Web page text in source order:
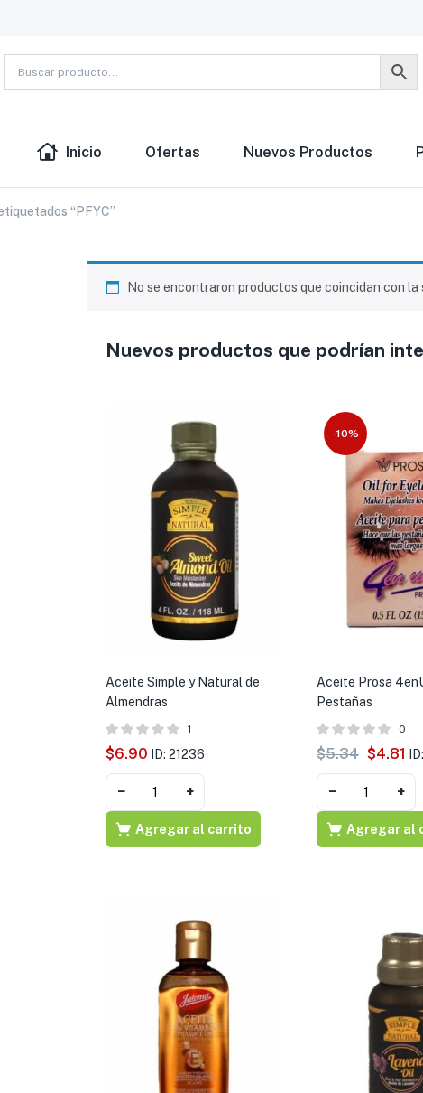
Inicio Ofertas Nuevos Productos
“PFYC”
No se encontraron productos que coincidan con la
Nuevos productos que podrían
Aceite Simple y Natural de
Almendras
1
$6.90 ID: 21236
− +
Agregar al carrito
-10%
Aceite Prosa
Pestañas
0
$5.34 $4.81
− +
Agregar al